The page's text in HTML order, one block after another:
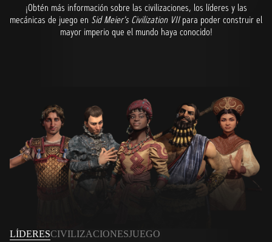
¡Obtén más información sobre las civilizaciones, los líderes y las
mecánicas de juego en Sid Meier's Civilization VIIpara poder construir el
mayor imperio que el mundo haya conocido!
LÍDERESCIVILIZACIONESJUEGO